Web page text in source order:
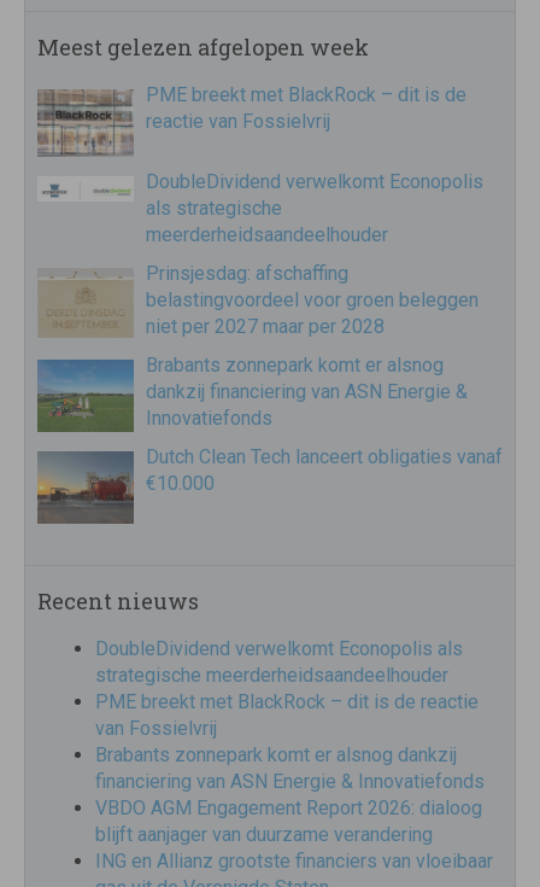
Meest gelezen afgelopen week
PME breekt met BlackRock – dit is de
reactie van Fossielvrij
DoubleDividend verwelkomt Econopolis
als strategische
meerderheidsaandeelhouder
Prinsjesdag: afschaffing
belastingvoordeel voor groen beleggen
niet per 2027 maar per 2028
Brabants zonnepark komt er alsnog
dankzij financiering van ASN Energie &
Innovatiefonds
Dutch Clean Tech lanceert obligaties vanaf
€10.000
Recent nieuws
DoubleDividend verwelkomt Econopolis als
strategische meerderheidsaandeelhouder
PME breekt met BlackRock – dit is de reactie
van Fossielvrij
Brabants zonnepark komt er alsnog dankzij
financiering van ASN Energie & Innovatiefonds
VBDO AGM Engagement Report 2026: dialoog
blijft aanjager van duurzame verandering
ING en Allianz grootste financiers van vloeibaar